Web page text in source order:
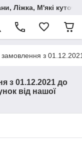
Ліжка, М'які
замовлення з
з 01.12.2021 до
від нашої